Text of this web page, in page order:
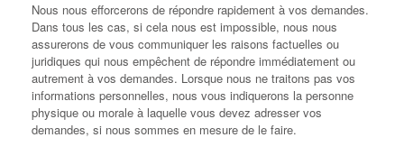
Nous nous efforcerons de répondre rapidement à vos demandes.
Dans tous les cas, si cela nous est impossible, nous nous
assurerons de vous communiquer les raisons factuelles ou
juridiques qui nous empêchent de répondre immédiatement ou
autrement à vos demandes. Lorsque nous ne traitons pas vos
informations personnelles, nous vous indiquerons la personne
physique ou morale à laquelle vous devez adresser vos
demandes, si nous sommes en mesure de le faire.